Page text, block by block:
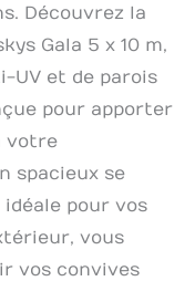
Découvrez la
Gala 5 x 10 m,
UV et de parois
pour apporter
votre
spacieux se
pour vos
vous
vos convives